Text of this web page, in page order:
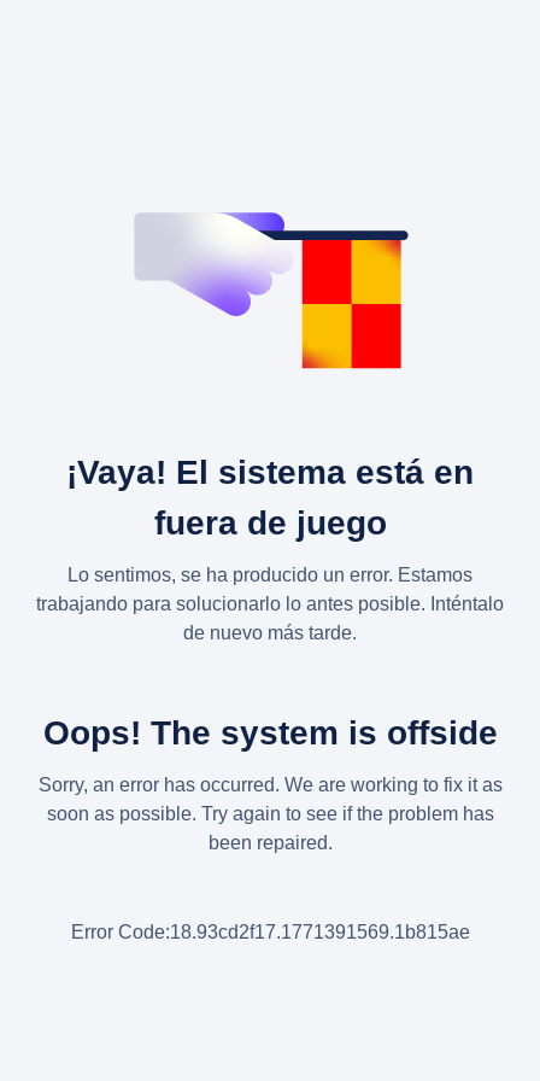
¡Vaya! El sistema está en
fuera de juego
Lo sentimos, se ha producido un error. Estamos
trabajando para solucionarlo lo antes posible. Inténtalo
de nuevo más tarde.
Oops! The system is offside
Sorry, an error has occurred. We are working to fix it as
soon as possible. Try again to see if the problem has
been repaired.
Error Code:18.93cd2f17.1771391569.1b815ae